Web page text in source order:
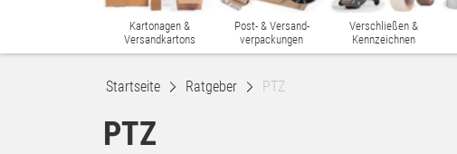
Kartonagen &
Versandkartons
Post- & Versand-
verpackungen
Verschließen &
Kennzeichnen
Startseite Ratgeber PTZ
PTZ